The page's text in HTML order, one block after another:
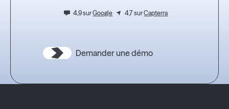
4,9 surGoogle 4,7 surCapterra
Demander une démo